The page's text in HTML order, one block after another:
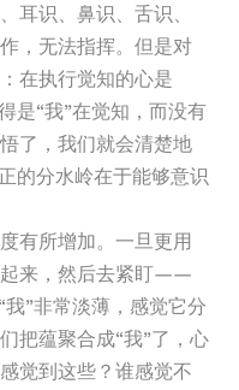
耳识、鼻识、舌识、
，无法指挥。但是对
在执行觉知的心是
是“我”在觉知，而没有
了，我们就会清楚地
的分水岭在于能够意识
有所增加。一旦更用
起来，然后去紧盯——
”非常淡薄，感觉它分
把蕴聚合成“我”了，心
觉到这些？谁感觉不